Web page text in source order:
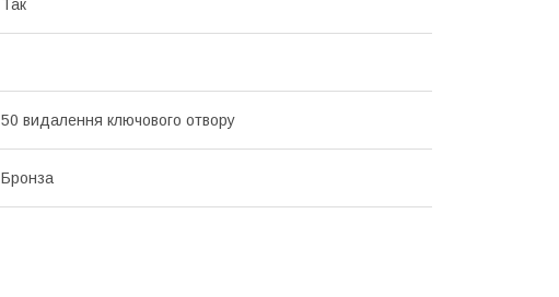
Так
50 видалення ключового отвору
Бронза